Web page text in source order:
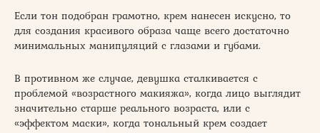
Если тон подобран грамотно, крем нанесен искусно, то
для создания красивого образа чаще всего достаточно
минимальных манипуляций с глазами и губами.
В противном же случае, девушка сталкивается с
проблемой «возрастного макияжа», когда лицо выглядит
значительно старше реального возраста, или с
«эффектом маски», когда тональный крем создает